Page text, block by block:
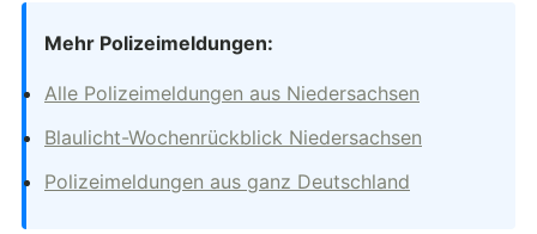
Mehr Polizeimeldungen:
Alle Polizeimeldungen aus Niedersachsen
Blaulicht-Wochenrückblick Niedersachsen
Polizeimeldungen aus ganz Deutschland